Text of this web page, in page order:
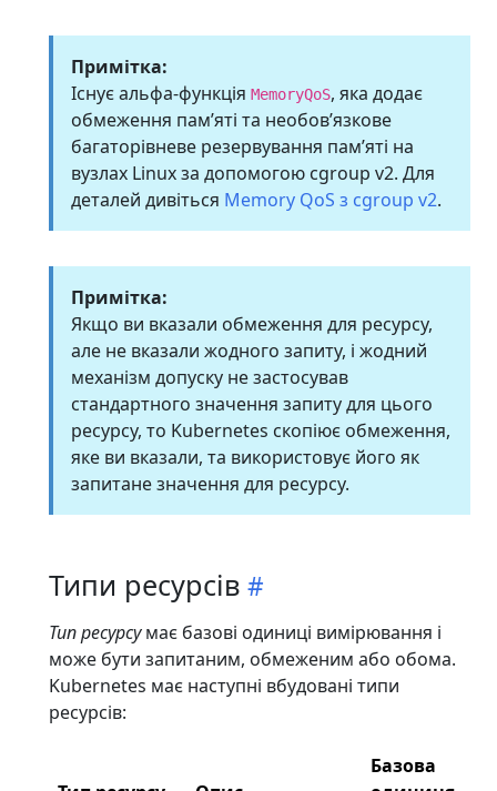
Примітка:
Існує альфа-функція MemoryQoS, яка додає
обмеження памʼяті та необовʼязкове
багаторівневе резервування памʼяті на
вузлах Linux за допомогою cgroup v2. Для
деталей дивіться Memory QoS з cgroup v2.
Примітка:
Якщо ви вказали обмеження для ресурсу,
але не вказали жодного запиту, і жодний
механізм допуску не застосував
стандартного значення запиту для цього
ресурсу, то Kubernetes скопіює обмеження,
яке ви вказали, та використовує його як
запитане значення для ресурсу.
Типи ресурсів
Тип ресурсумає базові одиниці вимірювання і
може бути запитаним, обмеженим або обома.
Kubernetes має наступні вбудовані типи
ресурсів:
Базова